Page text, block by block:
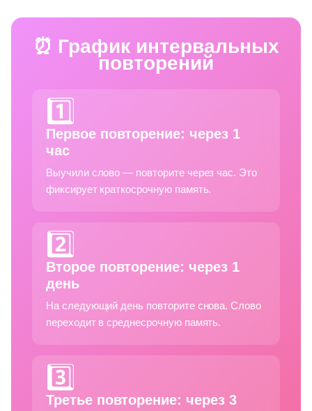
⏰ График интервальных
повторений
1️⃣
Первое повторение: через 1
час
Выучили слово — повторите через час. Это
фиксирует краткосрочную память.
2️⃣
Второе повторение: через 1
день
На следующий день повторите снова. Слово
переходит в среднесрочную память.
3️⃣
Третье повторение: через 3